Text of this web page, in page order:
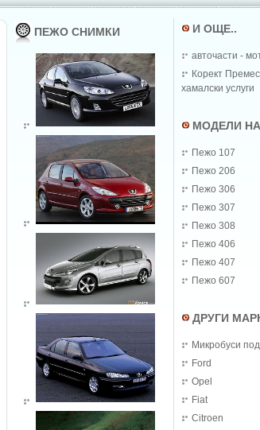
ПЕЖО СНИМКИ И ОЩЕ..
авточасти -
Корект
хамалски услуги
МОДЕЛИ НА
Пежо 107
Пежо 206
Пежо 306
Пежо 307
Пежо 308
Пежо 406
Пежо 407
Пежо 607
ДРУГИ
Микробуси
Ford
Opel
Fiat
Citroen